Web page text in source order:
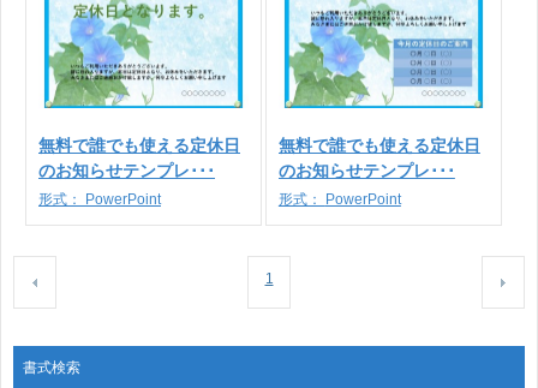
無料で誰でも使える定休日
のお知らせテンプレ･･･
形式： PowerPoint
無料で誰でも使える定休日
のお知らせテンプレ･･･
形式： PowerPoint
1
書式検索